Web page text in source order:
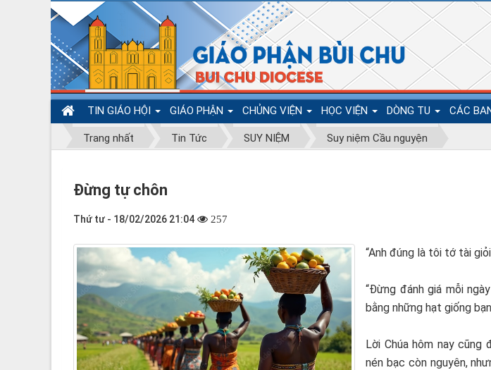
TIN GIÁO HỘI GIÁO PHẬN CHỦNG VIỆN HỌC VIỆN DÒNG TU CÁC
Trang nhất Tin Tức SUY NIỆM Suy niệm Cầu nguyện
Đừng tự chôn
Thứ tư - 18/02/2026 21:04 257
“Anh đúng là tôi tớ tài
“Đừng đánh giá mỗi
bằng những hạt giống
Lời Chúa hôm nay cũng
nén bạc còn nguyên,